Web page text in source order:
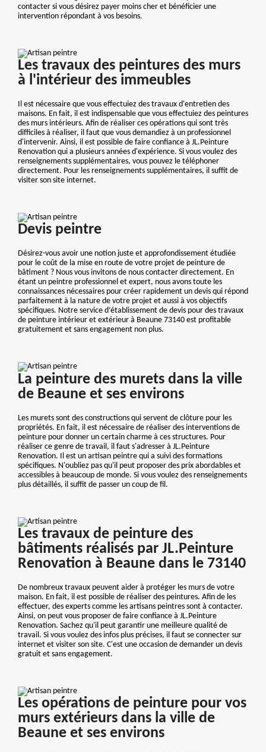
contacter si vous désirez payer moins cher et bénéficier une
intervention répondant à vos besoins.
Les travaux des peintures des murs
à l'intérieur des immeubles
Il est nécessaire que vous effectuiez des travaux d'entretien des
maisons. En fait, il est indispensable que vous effectuiez des peintures
des murs intérieurs. Afin de réaliser ces opérations qui sont très
difficiles à réaliser, il faut que vous demandiez à un professionnel
d'intervenir. Ainsi, il est possible de faire confiance à JL.Peinture
Renovation qui a plusieurs années d'expérience. Si vous voulez des
renseignements supplémentaires, vous pouvez le téléphoner
directement. Pour les renseignements supplémentaires, il suffit de
visiter son site internet.
Devis peintre
Désirez-vous avoir une notion juste et approfondissement étudiée
pour le coût de la mise en route de votre projet de peinture de
bâtiment ? Nous vous invitons de nous contacter directement. En
étant un peintre professionnel et expert, nous avons toute les
connaissances nécessaires pour créer rapidement un devis qui répond
parfaitement à la nature de votre projet et aussi à vos objectifs
spécifiques. Notre service d’établissement de devis pour des travaux
de peinture intérieur et extérieur à Beaune 73140 est profitable
gratuitement et sans engagement non plus.
La peinture des murets dans la ville
de Beaune et ses environs
Les murets sont des constructions qui servent de clôture pour les
propriétés. En fait, il est nécessaire de réaliser des interventions de
peinture pour donner un certain charme à ces structures. Pour
réaliser ce genre de travail, il faut s'adresser à JL.Peinture
Renovation. Il est un artisan peintre qui a suivi des formations
spécifiques. N'oubliez pas qu'il peut proposer des prix abordables et
accessibles à beaucoup de monde. Si vous voulez des renseignements
plus détaillés, il suffit de passer un coup de fil.
Les travaux de peinture des
bâtiments réalisés par JL.Peinture
Renovation à Beaune dans le 73140
De nombreux travaux peuvent aider à protéger les murs de votre
maison. En fait, il est possible de réaliser des peintures. Afin de les
effectuer, des experts comme les artisans peintres sont à contacter.
Ainsi, on peut vous proposer de faire confiance à JL.Peinture
Renovation. Sachez qu'il peut garantir une meilleure qualité de
travail. Si vous voulez des infos plus précises, il faut se connecter sur
internet et visiter son site. C'est une occasion de demander un devis
gratuit et sans engagement.
Les opérations de peinture pour vos
murs extérieurs dans la ville de
Beaune et ses environs